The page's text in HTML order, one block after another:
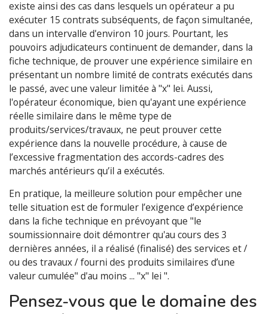
existe ainsi des cas dans lesquels un opérateur a pu
exécuter 15 contrats subséquents, de façon simultanée,
dans un intervalle d'environ 10 jours. Pourtant, les
pouvoirs adjudicateurs continuent de demander, dans la
fiche technique, de prouver une expérience similaire en
présentant un nombre limité de contrats exécutés dans
le passé, avec une valeur limitée à "x" lei. Aussi,
l'opérateur économique, bien qu'ayant une expérience
réelle similaire dans le même type de
produits/services/travaux, ne peut prouver cette
expérience dans la nouvelle procédure, à cause de
l’excessive fragmentation des accords-cadres des
marchés antérieurs qu’il a exécutés.
En pratique, la meilleure solution pour empêcher une
telle situation est de formuler l’exigence d’expérience
dans la fiche technique en prévoyant que "le
soumissionnaire doit démontrer qu'au cours des 3
dernières années, il a réalisé (finalisé) des services et /
ou des travaux / fourni des produits similaires d’une
valeur cumulée" d'au moins ... "x" lei ".
Pensez-vous que le domaine des